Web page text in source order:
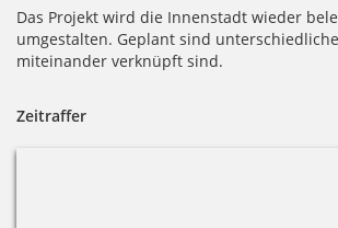
Das Projekt wird die Innenstadt wieder
umgestalten. Geplant sind
miteinander verknüpft sind.
Zeitraffer